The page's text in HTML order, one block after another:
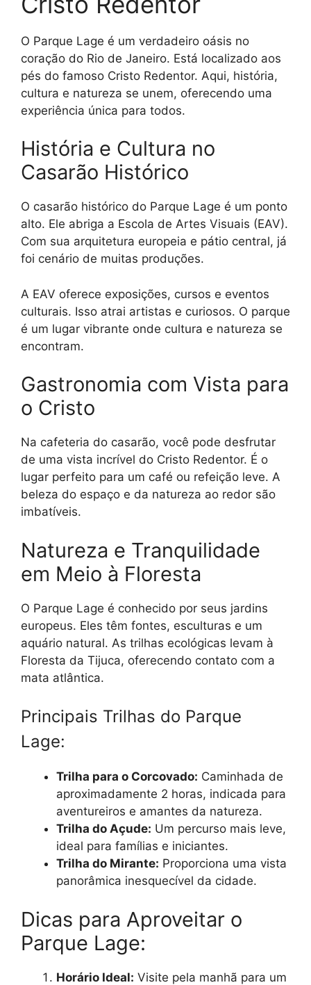
O Parque Lage é um verdadeiro oásis no
coração do Rio de Janeiro. Está localizado aos
pés do famoso Cristo Redentor. Aqui, história,
cultura e natureza se unem, oferecendo uma
experiência única para todos.
História e Cultura no
Casarão Histórico
O casarão histórico do Parque Lage é um ponto
alto. Ele abriga a Escola de Artes Visuais (EAV).
Com sua arquitetura europeia e pátio central, já
foi cenário de muitas produções.
A EAV oferece exposições, cursos e eventos
culturais. Isso atrai artistas e curiosos. O parque
é um lugar vibrante onde cultura e natureza se
encontram.
Gastronomia com Vista para
o Cristo
Na cafeteria do casarão, você pode desfrutar
de uma vista incrível do Cristo Redentor. É o
lugar perfeito para um café ou refeição leve. A
beleza do espaço e da natureza ao redor são
imbatíveis.
Natureza e Tranquilidade
em Meio à Floresta
O Parque Lage é conhecido por seus jardins
europeus. Eles têm fontes, esculturas e um
aquário natural. As trilhas ecológicas levam à
Floresta da Tijuca, oferecendo contato com a
mata atlântica.
Principais Trilhas do Parque
Lage:
Trilha para o Corcovado: Caminhada de
aproximadamente 2 horas, indicada para
aventureiros e amantes da natureza.
Trilha do Açude: Um percurso mais leve,
ideal para famílias e iniciantes.
Trilha do Mirante: Proporciona uma vista
panorâmica inesquecível da cidade.
Dicas para Aproveitar o
Parque Lage:
Horário Ideal: Visite pela manhã para um